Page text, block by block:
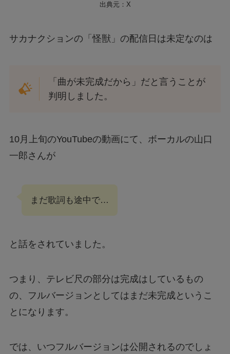
出典元：X
サカナクションの「怪獣」の配信日は未定なのは
「曲が未完成だから」だと言うことが
判明しました。
10月上旬のYouTubeの動画にて、ボーカルの山口
一郎さんが
まだ歌詞も途中で…
と話をされていました。
つまり、テレビ尺の部分は完成はしているもの
の、フルバージョンとしてはまだ未完成というこ
とになります。
では、いつフルバージョンは公開されるのでしょ